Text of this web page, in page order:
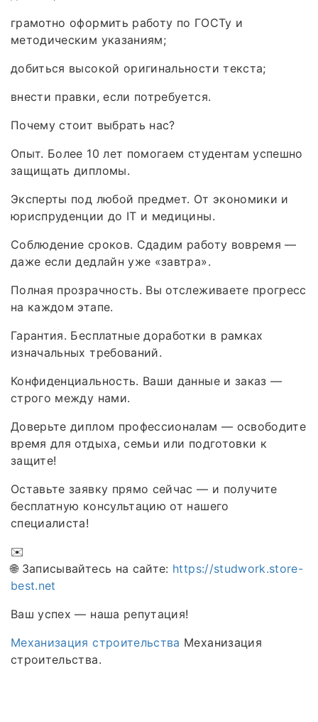
грамотно оформить работу по ГОСТу и
методическим указаниям;
добиться высокой оригинальности текста;
внести правки, если потребуется.
Почему стоит выбрать нас?
Опыт. Более 10 лет помогаем студентам успешно
защищать дипломы.
Эксперты под любой предмет. От экономики и
юриспруденции до IT и медицины.
Соблюдение сроков. Сдадим работу вовремя —
даже если дедлайн уже «завтра».
Полная прозрачность. Вы отслеживаете прогресс
на каждом этапе.
Гарантия. Бесплатные доработки в рамках
изначальных требований.
Конфиденциальность. Ваши данные и заказ —
строго между нами.
Доверьте диплом профессионалам — освободите
время для отдыха, семьи или подготовки к
защите!
Оставьте заявку прямо сейчас — и получите
бесплатную консультацию от нашего
специалиста!
✉️
🌐 Записывайтесь на сайте: https://studwork.store-
best.net
Ваш успех — наша репутация!
Механизация строительства Механизация
строительства.